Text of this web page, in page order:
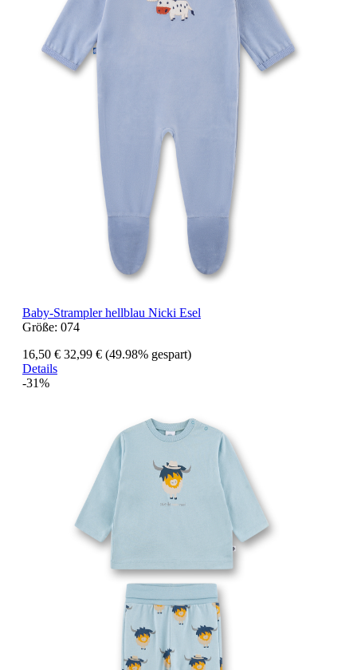
Baby-Strampler hellblau Nicki Esel
Größe: 074
16,50 € 32,99 € (49.98% gespart)
Details
-31%